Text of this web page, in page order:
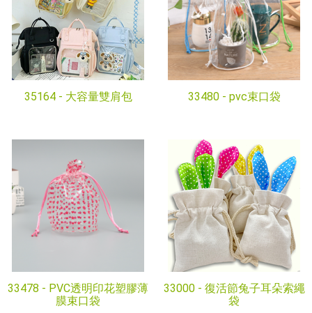
35164 - 大容量雙肩包 33480 - pvc束口袋
33478 - PVC透明印花塑膠薄
膜束口袋
33000 - 復活節兔子耳朵索繩
袋